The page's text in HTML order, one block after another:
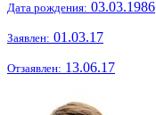
Дата рождения: 03.03.1986
Заявлен: 01.03.17
Отзаявлен: 13.06.17